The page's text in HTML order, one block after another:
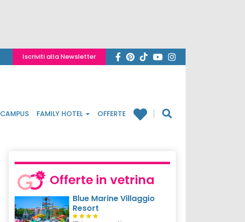
Iscriviti alla Newsletter
CAMPUS FAMILY HOTEL OFFERTE
Offerte in vetrina
Blue Marine Villaggio
Resort